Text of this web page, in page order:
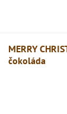
MERRY
čokoláda